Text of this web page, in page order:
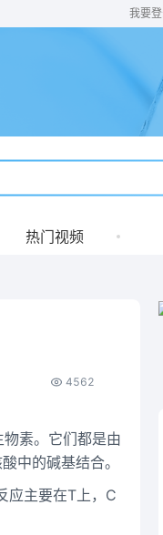
我要
热门视频
4562
素。它们都是由
中的碱基结合。
应主要在T上，C